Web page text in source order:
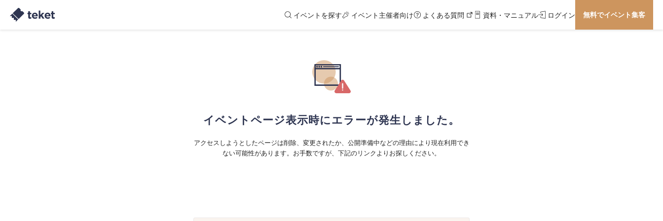
イベントを探す イベント主催者向け よくある質問 資料・マニュアル ログイン 無料でイベント集客
イベントページ表示時にエラーが発生しました。
アクセスしようとしたページは削除、変更されたか、公開準備中などの理由により現在利用でき
ない可能性があります。お手数ですが、下記のリンクよりお探しください。